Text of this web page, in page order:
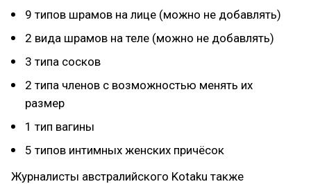
9 типов шрамов на лице (можно не добавлять)
2 вида шрамов на теле (можно не добавлять)
3 типа сосков
2 типа членов с возможностью менять их
размер
1 тип вагины
5 типов интимных женских причёсок
Журналисты австралийского Kotaku также